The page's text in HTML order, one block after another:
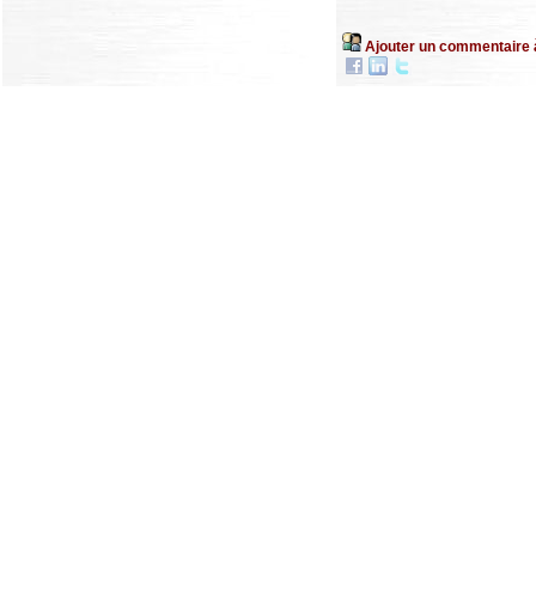
Ajouter un commentaire